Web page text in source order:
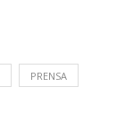
PRENSA